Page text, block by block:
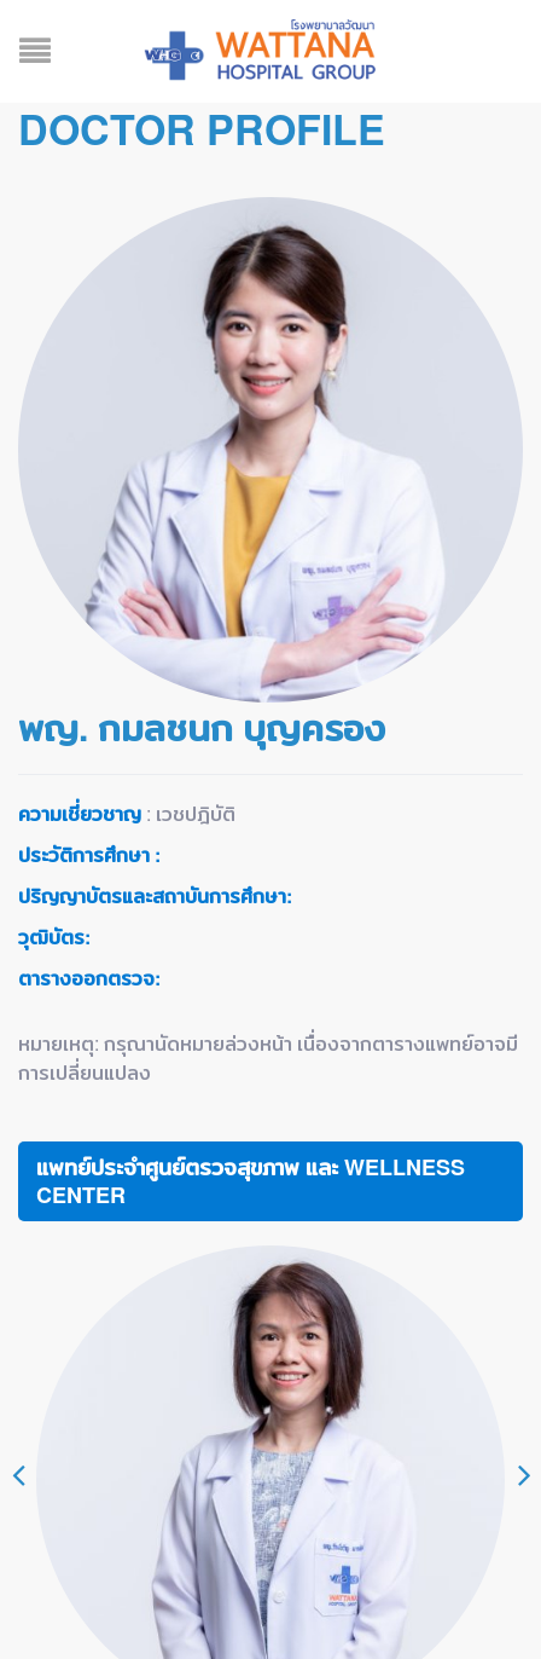
DOCTOR PROFILE
พญ. กมลชนก บุญครอง
ความเชี่ยวชาญ : เวชปฎิบัติ
ประวัติการศึกษา :
ปริญญาบัตรและสถาบันการศึกษา:
วุฒิบัตร:
ตารางออกตรวจ:
หมายเหตุ: กรุณานัดหมายล่วงหน้า เนื่องจากตารางแพทย์อาจมี
การเปลี่ยนแปลง
แพทย์ประจำศูนย์ตรวจสุขภาพ และ WELLNESS
CENTER